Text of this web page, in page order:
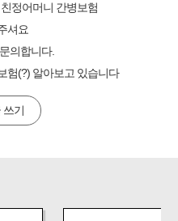
4세대 가입
정어머니 간병보험
셔요
의합니다.
험(?) 알아보고 있습니다
쓰기